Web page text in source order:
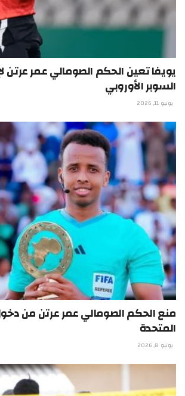
يويفا تعين الحكم الصومالي عمر عرتن
السوبر الأوروبي
يونيو 11, 2026
منع الحكم الصومالي عمر عرتن من
المتحدة
يونيو 8, 2026